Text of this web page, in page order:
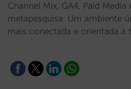
Channel Mix, GA4, Paid
metapesquisa. Um ambiente
mais conectada e orientada à